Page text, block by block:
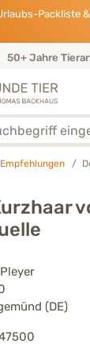
Packliste
50+ Jahre
(DE)